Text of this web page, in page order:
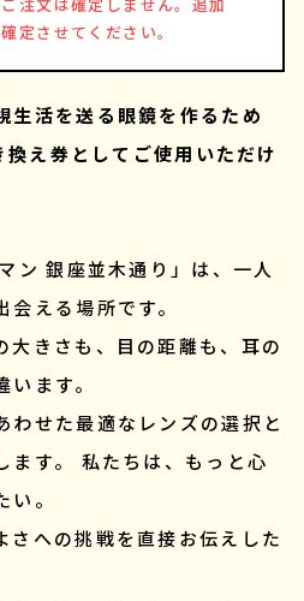
定させてください。
生活を送る眼鏡を作るため
え券としてご使用いただけ
ン 銀座並木通り」は、一人
える場所です。
大きさも、目の距離も、耳の
ます。
わせた最適なレンズの選択と
ます。 私たちは、もっと心
。
さへの挑戦を直接お伝えした